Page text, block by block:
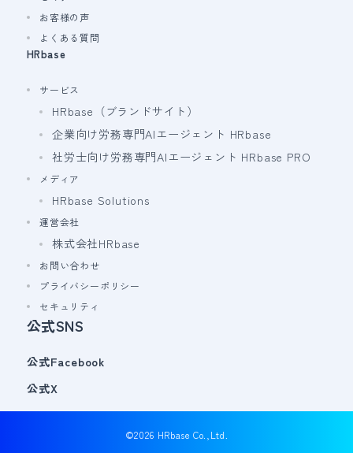
お客様の声
よくある質問
HRbase
サービス
HRbase（ブランドサイト）
企業向け労務専門AIエージェント HRbase
社労士向け労務専門AIエージェント HRbase PRO
メディア
HRbase Solutions
運営会社
株式会社HRbase
お問い合わせ
プライバシーポリシー
セキュリティ
公式SNS
公式Facebook
公式X
©2026 HRbase Co.,Ltd.